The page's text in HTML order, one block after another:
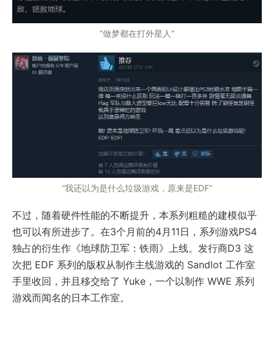
“做梦都在打外星人”
“我还以为是什么垃圾游戏，原来是EDF”
不过，随着硬件性能的不断提升，本系列粗糙的建模似乎
也可以有所进步了。在3个月前的4月11日，系列游戏PS4
独占的衍生作《地球防卫军：铁雨》上线。发行商D3 这
次把 EDF 系列的版权从制作主线游戏的 Sandlot 工作室
手里收回，并且移交给了 Yuke，一个以制作 WWE 系列
游戏而闻名的日本工作室。